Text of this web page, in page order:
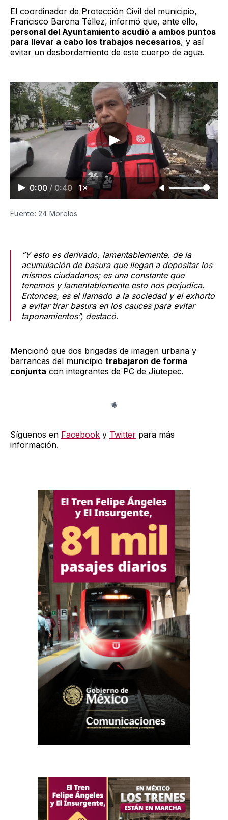
El coordinador de Protección Civil del municipio,
Francisco Barona Téllez, informó que, ante ello,
personal del Ayuntamiento acudió a ambos puntos
para llevar a cabo los trabajos necesarios, y así
evitar un desbordamiento de este cuerpo de agua.
0:00 / 0:40 1×
Fuente: 24 Morelos
“Y esto es derivado, lamentablemente, de la
acumulación de basura que llegan a depositar los
mismos ciudadanos; es una constante que
tenemos y lamentablemente esto nos perjudica.
Entonces, es el llamado a la sociedad y el exhorto
a evitar tirar basura en los cauces para evitar
taponamientos”, destacó.
Mencionó que dos brigadas de imagen urbana y
barrancas del municipio trabajaron de forma
conjunta con integrantes de PC de Jiutepec.
Síguenos en Facebook y Twitter para más
información.